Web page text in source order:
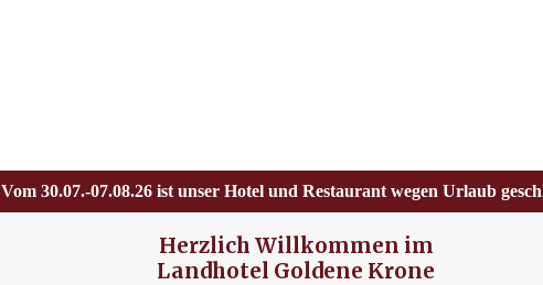
Vom 30.07.-07.08.26 ist unser Hotel und Restaurant wegen Urlaub
Herzlich Willkommen im
Landhotel Goldene Krone